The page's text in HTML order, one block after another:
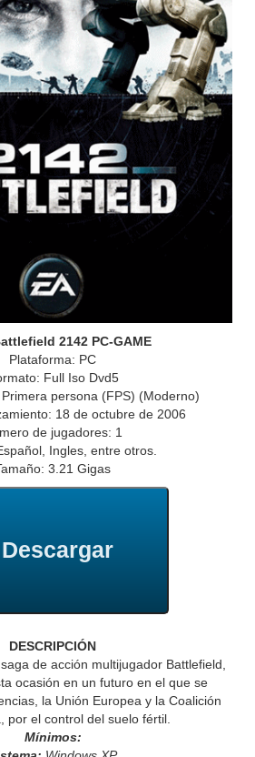
2142 PC-GAME
Plataforma: PC
Full Iso Dvd5
persona (FPS) (Moderno)
18 de octubre de 2006
de jugadores: 1
Ingles, entre otros.
3.21 Gigas
Descargar
DESCRIPCIÓN
de acción multijugador Battlefield,
ocasión en un futuro en el que se
la Unión Europea y la Coalición
por el control del suelo fértil.
Mínimos: